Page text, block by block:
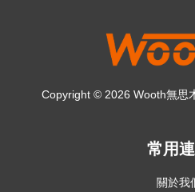
Copyright © 2026 Wooth無思
常用
關於我